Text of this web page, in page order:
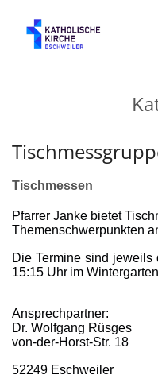
Tischmessen
Pfarrer Janke bietet
Themenschwerpunkten
Die Termine sind jeweils
15:15 Uhr im
Ansprechpartner:
Dr. Wolfgang Rüsges
von-der-Horst-Str. 18
52249 Eschweiler